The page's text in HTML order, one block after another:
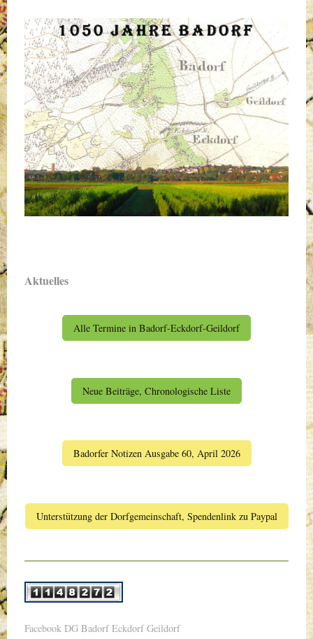
Aktuelles
Alle Termine in Badorf-Eckdorf-Geildorf
Neue Beiträge, Chronologische Liste
Badorfer Notizen Ausgabe 60, April 2026
Unterstützung der Dorfgemeinschaft, Spendenlink zu Paypal
Facebook DG Badorf Eckdorf Geildorf